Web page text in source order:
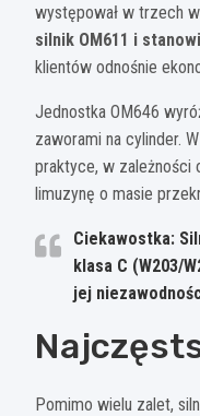
występował w trzech
silnik OM611 i
klientów odnośnie
Jednostka OM646
zaworami na cylinder.
praktyce, w zależności
limuzynę o masie
Ciekawostka:
klasa C (W203/
jej
Pomimo wielu zalet,